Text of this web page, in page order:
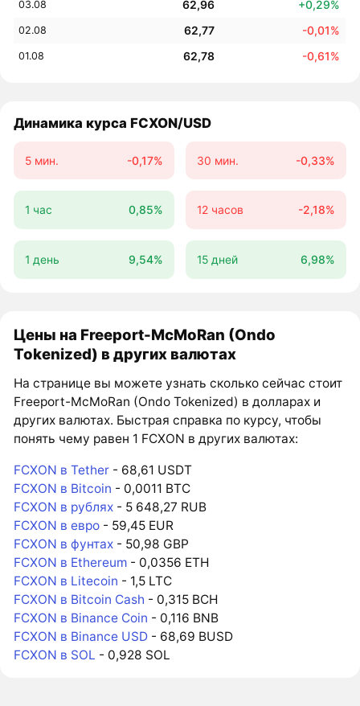
03.08 62,96 +0,29%
02.08 62,77 -0,01%
01.08 62,78 -0,61%
Динамика курса FCXON/USD
5 мин. -0,17% 30 мин. -0,33%
1 час 0,85% 12 часов -2,18%
1 день 9,54% 15 дней 6,98%
Цены на Freeport-McMoRan (Ondo
Tokenized) в других валютах
На странице вы можете узнать сколько сейчас стоит
Freeport-McMoRan (Ondo Tokenized) в долларах и
других валютах. Быстрая справка по курсу, чтобы
понять чему равен 1 FCXON в других валютах:
FCXON в Tether - 68,61 USDT
FCXON в Bitcoin - 0,0011 BTC
FCXON в рублях - 5 648,27 RUB
FCXON в евро - 59,45 EUR
FCXON в фунтах - 50,98 GBP
FCXON в Ethereum - 0,0356 ETH
FCXON в Litecoin - 1,5 LTC
FCXON в Bitcoin Cash - 0,315 BCH
FCXON в Binance Coin - 0,116 BNB
FCXON в Binance USD - 68,69 BUSD
FCXON в SOL - 0,928 SOL